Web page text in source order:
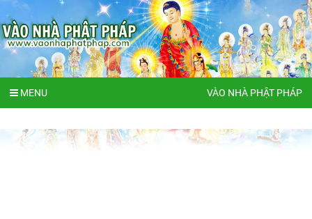
MENU VÀO NHÀ PHẬT PHÁP